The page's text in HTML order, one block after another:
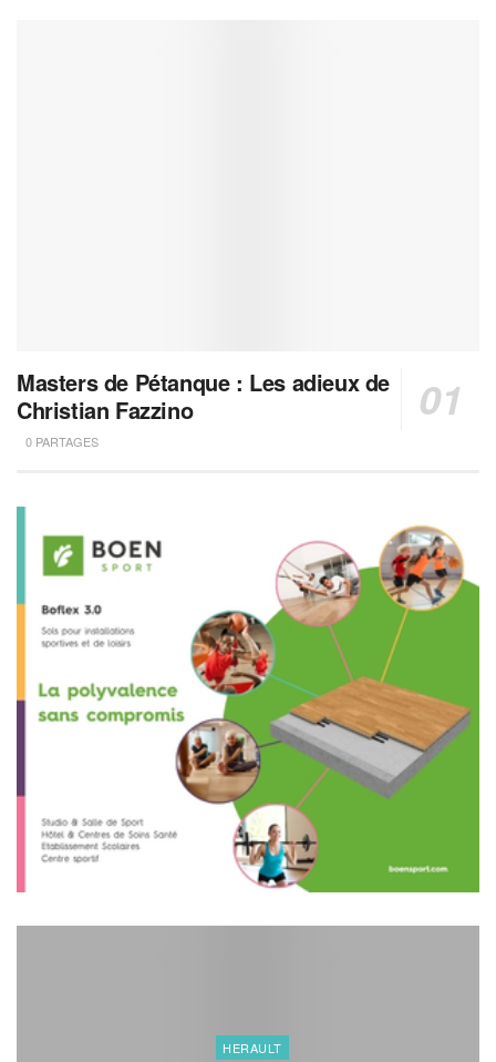
Masters de Pétanque : Les adieux de
Christian Fazzino
0 PARTAGES
HERAULT